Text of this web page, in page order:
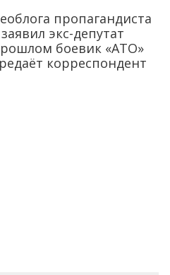
пропагандиста
экс-депутат
боевик «АТО»
корреспондент